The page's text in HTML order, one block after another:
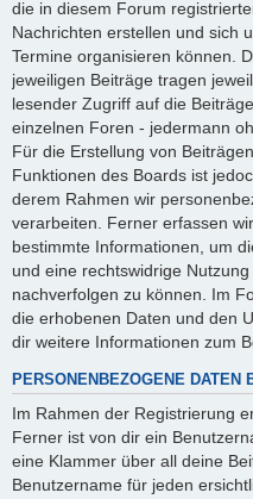
die in diesem Forum
Nachrichten erstellen und sich
Termine organisieren können.
jeweiligen Beiträge tragen
lesender Zugriff auf die
einzelnen Foren - jedermann
Für die Erstellung von
Funktionen des Boards ist
derem Rahmen wir
verarbeiten. Ferner erfassen
bestimmte Informationen, um
und eine rechtswidrige
nachverfolgen zu können. Im
die erhobenen Daten und den
dir weitere Informationen zum
PERSONENBEZOGENE DATEN
Im Rahmen der Registrierung
Ferner ist von dir ein
eine Klammer über all deine
Benutzername für jeden